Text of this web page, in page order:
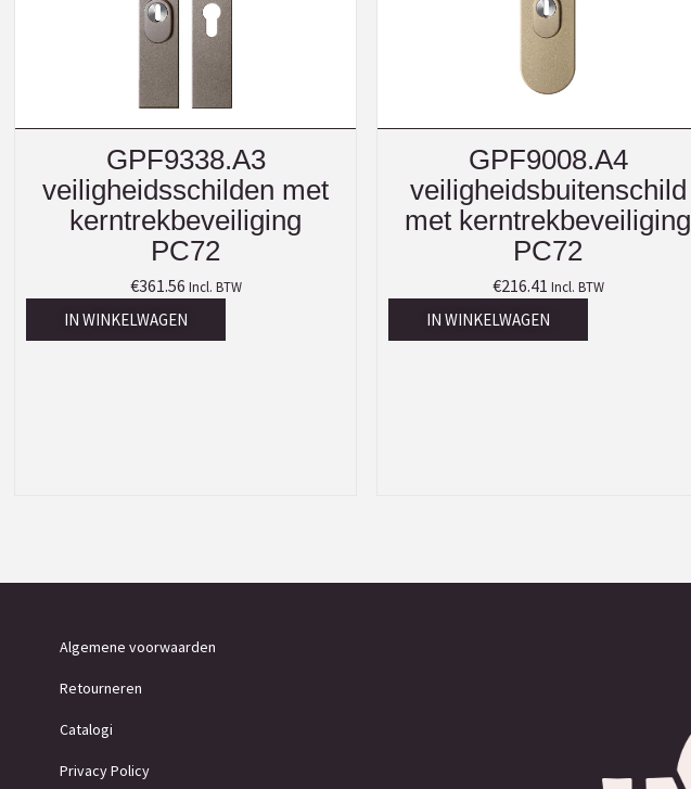
GPF9338.A3
veiligheidsschilden met
kerntrekbeveiliging
PC72
€361.56 Incl. BTW
IN WINKELWAGEN
GPF9008.A4
veiligheidsbuitenschild
met kerntrekbeveiliging
PC72
€216.41 Incl. BTW
IN WINKELWAGEN
Algemene voorwaarden
Retourneren
Catalogi
Privacy Policy